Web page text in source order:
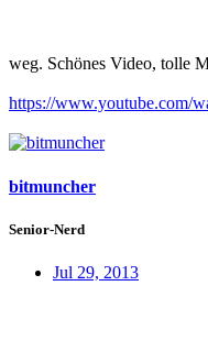
weg. Schönes Video, tolle
https://www.youtube.com/
bitmuncher
Senior-Nerd
Jul 29, 2013